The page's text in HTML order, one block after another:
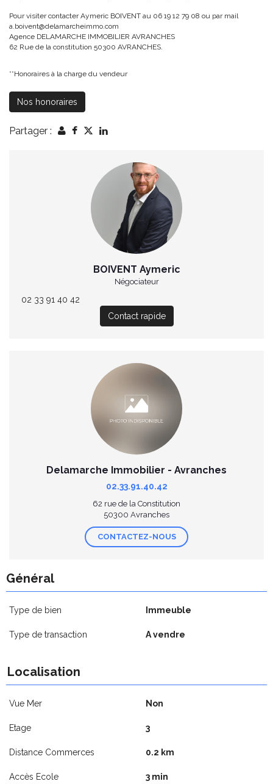
Pour visiter contacter Aymeric BOIVENT au 06 19 12 79 08 ou par mail
a.boivent@delamarcheimmo.com
Agence DELAMARCHE IMMOBILIER AVRANCHES
62 Rue de la constitution 50300 AVRANCHES.
**Honoraires à la charge du vendeur
Nos honoraires
Partager :
BOIVENT Aymeric
Négociateur
02 33 91 40 42
Contact rapide
Delamarche Immobilier - Avranches
02.33.91.40.42
62 rue de la Constitution
50300 Avranches
CONTACTEZ-NOUS
Général
Type de bien Immeuble
Type de transaction A vendre
Localisation
Vue Mer Non
Etage 3
Distance Commerces 0.2 km
Accès Ecole 3 min